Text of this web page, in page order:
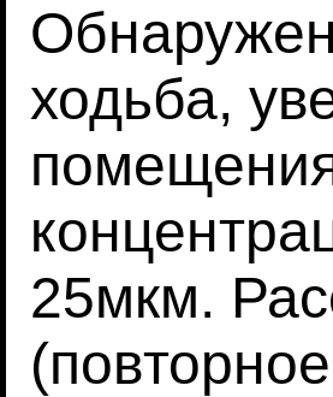
ходьба,
25мкм.